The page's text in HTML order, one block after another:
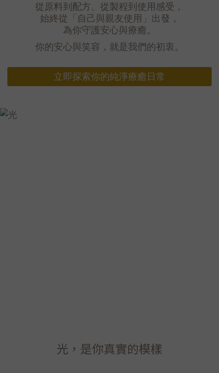
從原料到配方、從製程到使用感受，
始終從「自己與親友使用」出發，
為你守護安心與療癒。
你的安心與笑容，就是我們的初衷。
立即探索你的純淨療癒日常
光，是你真實的模樣